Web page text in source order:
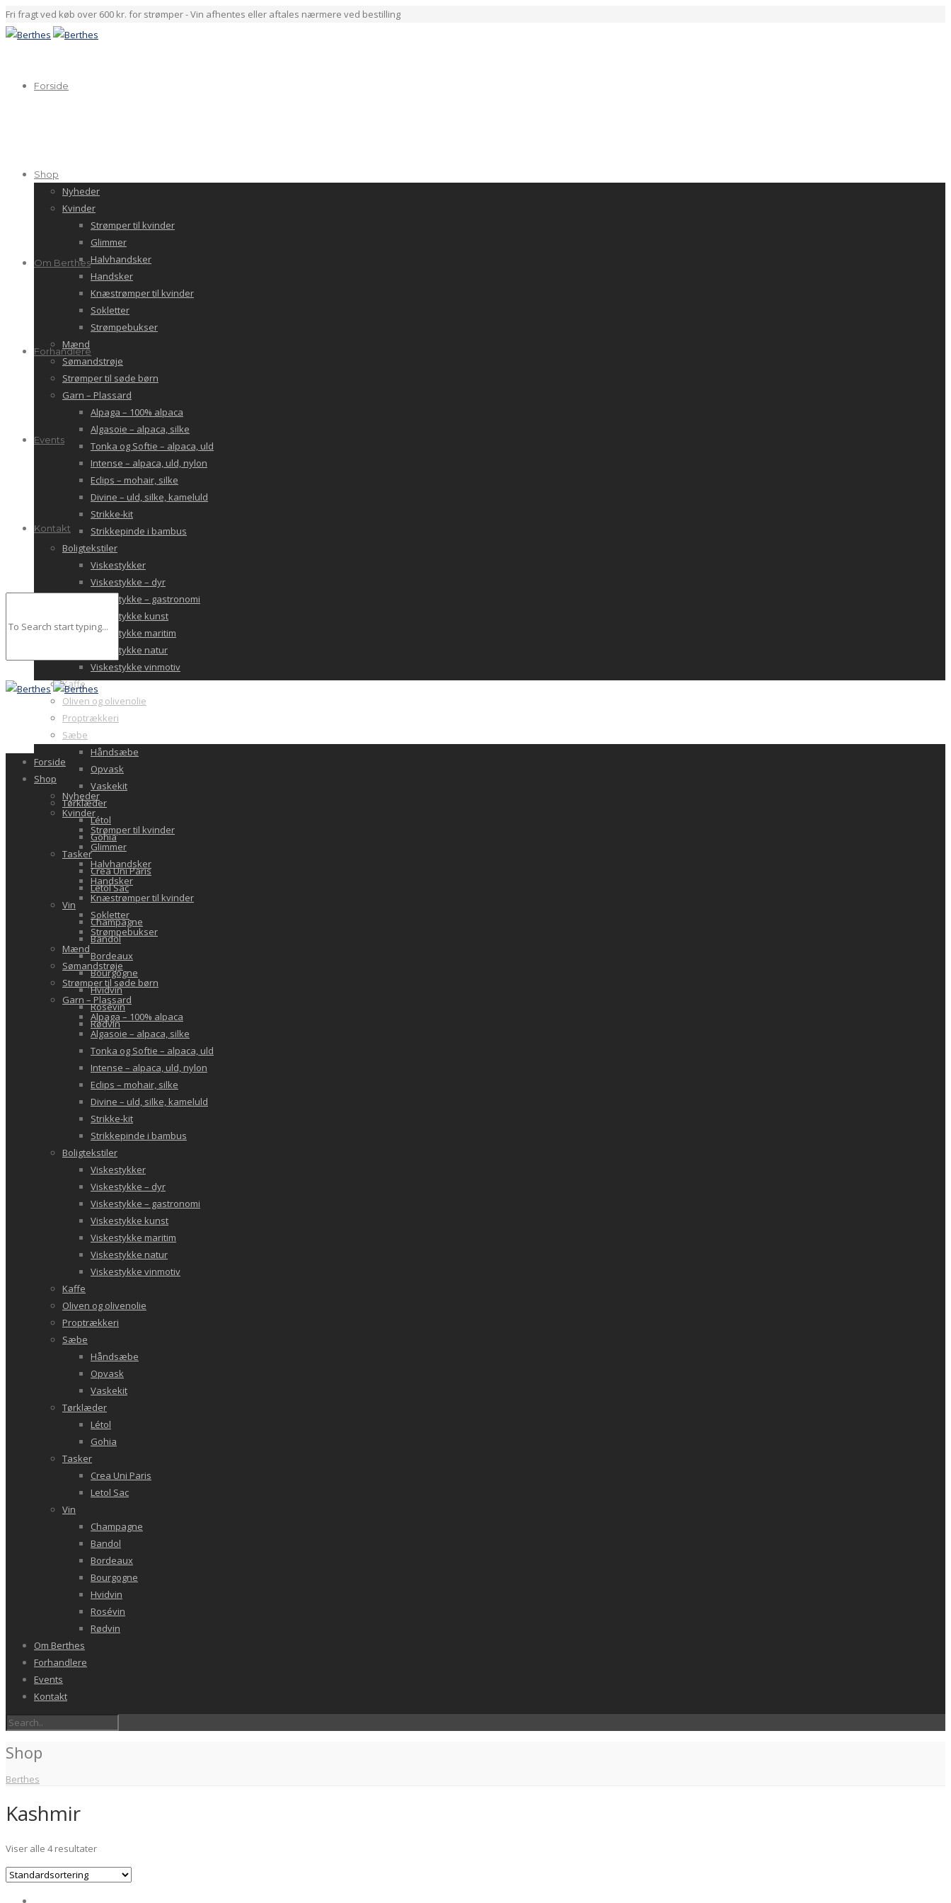
Fri fragt ved køb over 600 kr. for strømper - Vin afhentes eller aftales nærmere ved bestilling
Forside
Shop
Nyheder
Kvinder
Strømper til kvinder
Glimmer
Halvhandsker
Handsker
Knæstrømper til kvinder
Sokletter
Strømpebukser
Mænd
Sømandstrøje
Strømper til søde børn
Garn – Plassard
Alpaga – 100% alpaca
Algasoie – alpaca, silke
Tonka og Softie – alpaca, uld
Intense – alpaca, uld, nylon
Eclips – mohair, silke
Divine – uld, silke, kameluld
Strikke-kit
Strikkepinde i bambus
Boligtekstiler
Viskestykker
Viskestykke – dyr
Viskestykke – gastronomi
Viskestykke kunst
Viskestykke maritim
Viskestykke natur
Viskestykke vinmotiv
Kaffe
Oliven og olivenolie
Proptrækkeri
Sæbe
Håndsæbe
Opvask
Vaskekit
Tørklæder
Létol
Gohia
Tasker
Crea Uni Paris
Letol Sac
Vin
Champagne
Bandol
Bordeaux
Bourgogne
Hvidvin
Rosévin
Rødvin
Om Berthes
Forhandlere
Events
Kontakt
Forside
Shop
Nyheder
Kvinder
Strømper til kvinder
Glimmer
Halvhandsker
Handsker
Knæstrømper til kvinder
Sokletter
Strømpebukser
Mænd
Sømandstrøje
Strømper til søde børn
Garn – Plassard
Alpaga – 100% alpaca
Algasoie – alpaca, silke
Tonka og Softie – alpaca, uld
Intense – alpaca, uld, nylon
Eclips – mohair, silke
Divine – uld, silke, kameluld
Strikke-kit
Strikkepinde i bambus
Boligtekstiler
Viskestykker
Viskestykke – dyr
Viskestykke – gastronomi
Viskestykke kunst
Viskestykke maritim
Viskestykke natur
Viskestykke vinmotiv
Kaffe
Oliven og olivenolie
Proptrækkeri
Sæbe
Håndsæbe
Opvask
Vaskekit
Tørklæder
Létol
Gohia
Tasker
Crea Uni Paris
Letol Sac
Vin
Champagne
Bandol
Bordeaux
Bourgogne
Hvidvin
Rosévin
Rødvin
Om Berthes
Forhandlere
Events
Kontakt
Shop
Berthes
Kashmir
Viser alle 4 resultater